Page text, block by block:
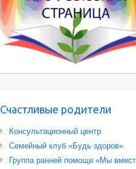
Счастливые родители
Консультационный центр
Семейный клуб «Будь здоров»
Группа ранней помощи «Мы